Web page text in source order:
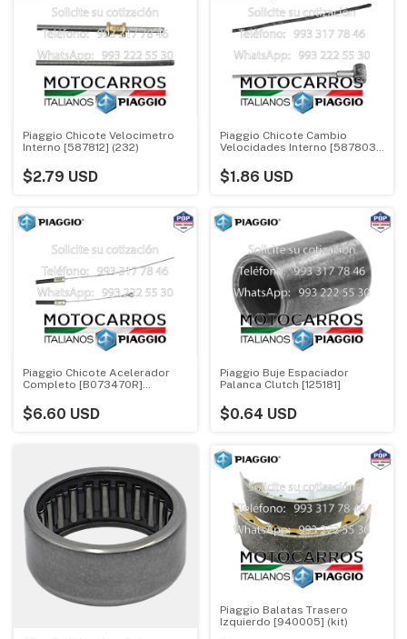
Piaggio Chicote Velocimetro
Interno [587812] (232)
$2.79 USD
Piaggio Chicote Cambio
Velocidades Interno [587803]
$1.86 USD
Piaggio Chicote Acelerador
Completo [B073470R]
$6.60 USD
Piaggio Buje Espaciador
Palanca Clutch [125181]
$0.64 USD
Piaggio Balatas Trasero
Izquierdo [940005] (kit)